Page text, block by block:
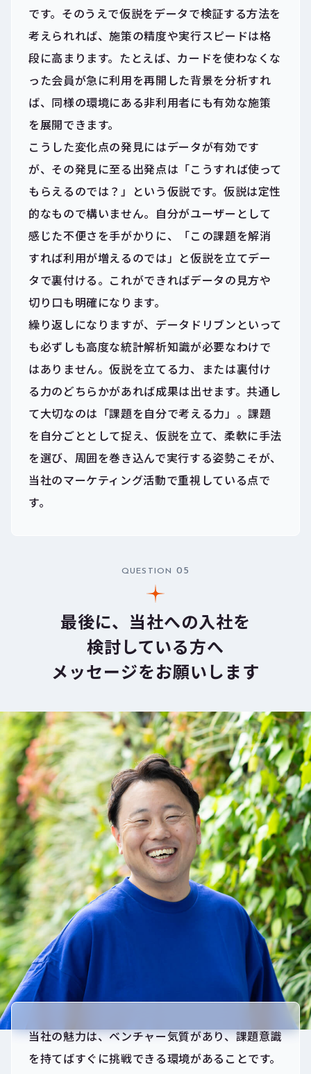
です。そのうえで仮説をデータで検証する方法を
考えられれば、施策の精度や実行スピードは格
段に高まります。たとえば、カードを使わなくな
った会員が急に利用を再開した背景を分析すれ
ば、同様の環境にある非利用者にも有効な施策
を展開できます。
こうした変化点の発見にはデータが有効です
が、その発見に至る出発点は「こうすれば使って
もらえるのでは？」という仮説です。仮説は定性
的なもので構いません。自分がユーザーとして
感じた不便さを手がかりに、「この課題を解消
すれば利用が増えるのでは」と仮説を立てデー
タで裏付ける。これができればデータの見方や
切り口も明確になります。
繰り返しになりますが、データドリブンといって
も必ずしも高度な統計解析知識が必要なわけで
はありません。仮説を立てる力、または裏付け
る力のどちらかがあれば成果は出せます。共通し
て大切なのは「課題を自分で考える力」。課題
を自分ごととして捉え、仮説を立て、柔軟に手法
を選び、周囲を巻き込んで実行する姿勢こそが、
当社のマーケティング活動で重視している点で
す。
QUESTION 05
最後に、 当社への入社を
検討している方へ
メッセージをお願いします
当社の魅力は、ベンチャー気質があり、課題意識
を持てばすぐに挑戦できる環境があることです。